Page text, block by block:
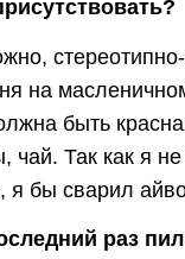
на
быть
чай. Так как я
я бы сварил
раз